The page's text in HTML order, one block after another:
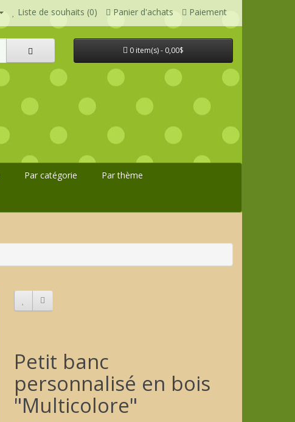
Liste de souhaits (0) Panier d'achats Paiement
0 item(s) - 0,00$
Par catégorie Par thème
Petit banc
personnalisé en bois
"Multicolore"